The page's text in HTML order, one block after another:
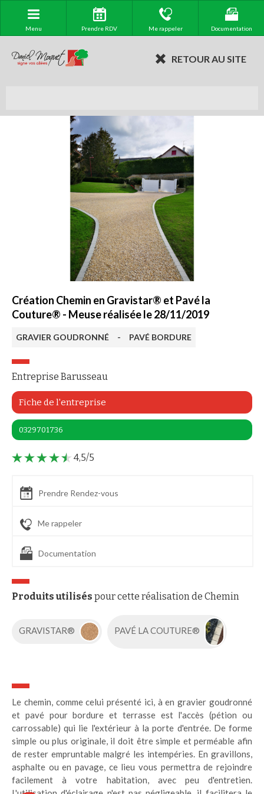
Menu Prendre RDV Me rappeler Documentation
RETOUR AU SITE
Création Chemin en Gravistar® et Pavé la
Couture® - Meuse réalisée le 28/11/2019
GRAVIER GOUDRONNÉ - PAVÉ BORDURE
Entreprise Barusseau
Fiche de l'entreprise
0329701736
4,5/5
Prendre Rendez-vous
Me rappeler
Documentation
Produits utilisés pour cette réalisation de Chemin
GRAVISTAR® PAVÉ LA COUTURE®
Le chemin, comme celui présenté ici, à en gravier goudronné
et pavé pour bordure et terrasse est l'accès (pétion ou
carrossable) qui lie l'extérieur à la porte d'entrée. De forme
simple ou plus originale, il doit être simple et perméable afin
de rester empruntable malgré les intempéries. En gravillons,
asphalte ou en pavage, ce lieu vous permettra de rejoindre
facilement à votre habitation, avec peu d'entretien.